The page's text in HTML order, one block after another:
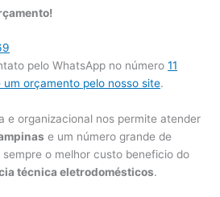
pelo WhatsApp no número11
um orçamento pelo nosso site.
e organizacional nos permite atender
e um número grande de
o melhor custo beneficio do
técnica eletrodomésticos.